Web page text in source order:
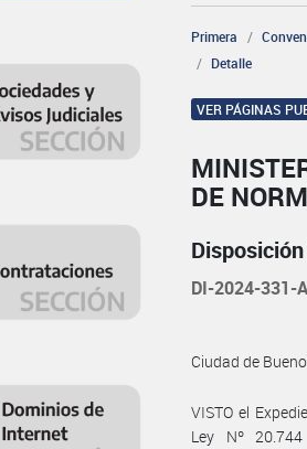
Primera
Detalle
VER PÁGINAS
DE
DI-2024-331-
Ciudad de
VISTO el
Ley Nº